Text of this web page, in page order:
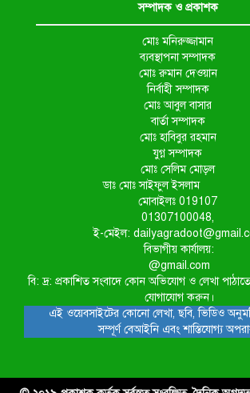
সম্পাদক ও প্রকাশক
মোঃ মনিরুজ্জামান
ব্যবস্থাপনা সম্পাদক
মোঃ রুমান দেওয়ান
নির্বাহী সম্পাদক
মোঃ আবুল বাসার
বার্তা সম্পাদক
মোঃ হাবিবুর রহমান
যুগ্ন সম্পাদক
মোঃ সেলিম মোড়ল
ডাঃ মোঃ সাইফুল ইসলাম
মোবাইলঃ 019107
01307100048,
ই-মেইল:
বিভাগীয় কার্যালয়:
@gmail.com
বি: দ্র: প্রকাশিত সংবাদে কোন অভিযোগ ও লেখা
যোগাযোগ করুন।
এই ওয়েবসাইটের কোনো লেখা, ছবি, ভিডিও
সম্পূর্ণ বেআইনি এবং শাস্তিযোগ্য